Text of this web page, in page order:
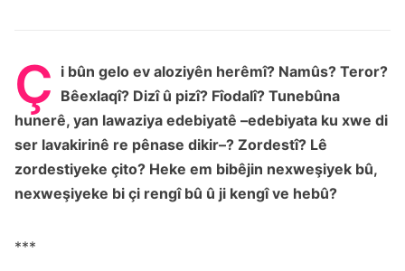
Ç i bûn gelo ev aloziyên herêmî? Namûs? Teror?
Bêexlaqî? Dizî û pizî? Fîodalî? Tunebûna
hunerê, yan lawaziya edebiyatê –edebiyata ku xwe di
ser lavakirinê re pênase dikir–? Zordestî? Lê
zordestiyeke çito? Heke em bibêjin nexweşiyek bû,
nexweşiyeke bi çi rengî bû û ji kengî ve hebû?
***